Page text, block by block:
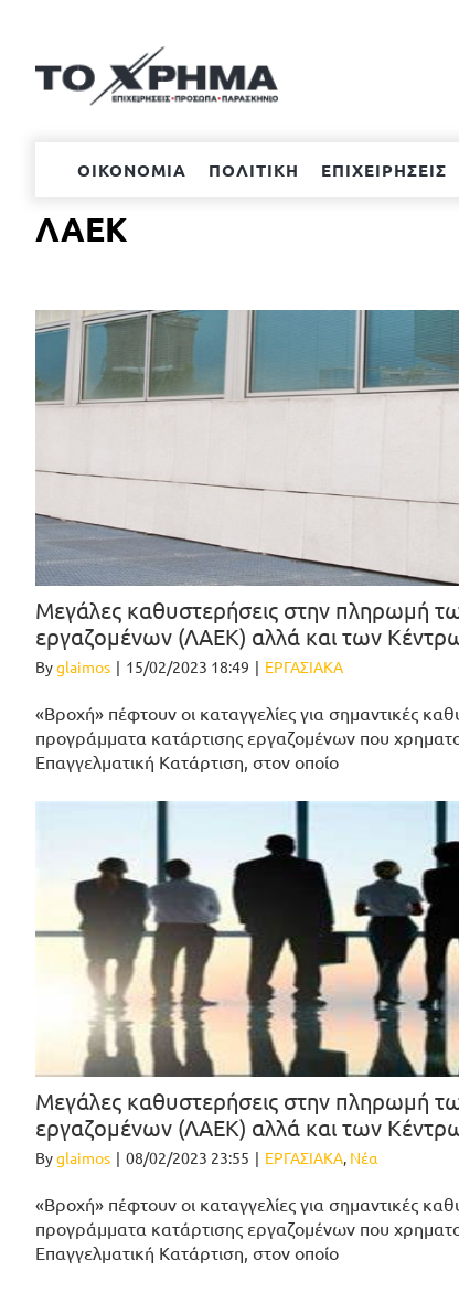
περιεχόμενο
ΟΙΚΟΝΟΜΙΑ ΠΟΛΙΤΙΚΗ ΕΠΙΧΕΙΡΗΣΕΙΣ
ΛΑΕΚ
Μεγάλες καθυστερήσεις στην πληρωμή
εργαζομένων (ΛΑΕΚ) αλλά και των
Byglaimos | 15/02/2023 18:49 | ΕΡΓΑΣΙΑΚΑ
«Βροχή» πέφτουν οι καταγγελίες για σημαντικές
προγράμματα κατάρτισης εργαζομένων που
Επαγγελματική Κατάρτιση, στον οποίο
Μεγάλες καθυστερήσεις στην πληρωμή
εργαζομένων (ΛΑΕΚ) αλλά και των
Byglaimos | 08/02/2023 23:55 | ΕΡΓΑΣΙΑΚΑ, Νέα
«Βροχή» πέφτουν οι καταγγελίες για σημαντικές
προγράμματα κατάρτισης εργαζομένων που
Επαγγελματική Κατάρτιση, στον οποίο